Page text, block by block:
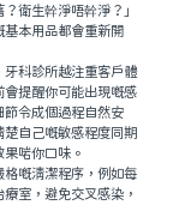
衛生幹淨唔幹淨？」
基本用品都會重新開
科診所越注重客戶體
提醒你可能出現嘅感
節令成個過程自然安
自己嘅敏感程度同期
啱你口味。
嘅清潔程序，例如每
室，避免交叉感染，